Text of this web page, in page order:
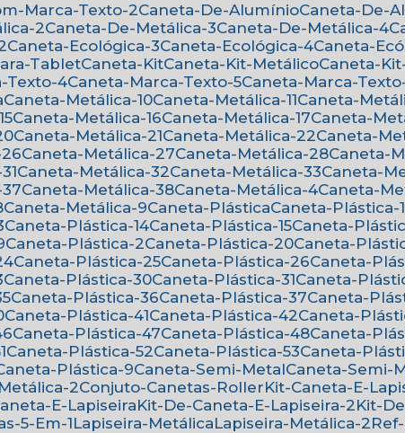
Marca-Texto-2 Caneta-De-Alumínio
Caneta-De-
2 Caneta-De-Metálica-3 Caneta-De-Metálica-4
Caneta-Ecológica-3 Caneta-Ecológica-4 Caneta-
Tablet Caneta-Kit Caneta-Kit-Metálico Caneta-
Texto-4 Caneta-Marca-Texto-5 Caneta-Marca-
Caneta-Metálica-10 Caneta-Metálica-11 Caneta-
Caneta-Metálica-16 Caneta-Metálica-17 Caneta-
Caneta-Metálica-21 Caneta-Metálica-22 Caneta-
Caneta-Metálica-27 Caneta-Metálica-28 Caneta-
Caneta-Metálica-32 Caneta-Metálica-33 Caneta-
Caneta-Metálica-38 Caneta-Metálica-4 Caneta-
Caneta-Metálica-9 Caneta-Plástica Caneta-Plástica-
Caneta-Plástica-14 Caneta-Plástica-15 Caneta-
Caneta-Plástica-2 Caneta-Plástica-20 Caneta-
Caneta-Plástica-25 Caneta-Plástica-26 Caneta-
Caneta-Plástica-30 Caneta-Plástica-31 Caneta-
Caneta-Plástica-36 Caneta-Plástica-37 Caneta-
Caneta-Plástica-41 Caneta-Plástica-42 Caneta-
Caneta-Plástica-47 Caneta-Plástica-48 Caneta-
Caneta-Plástica-52 Caneta-Plástica-53 Caneta-
Caneta-Plástica-9 Caneta-Semi-Metal Caneta-Semi-
2 Conjuto-Canetas-Roller Kit-Caneta-E-
E-Lapiseira Kit-De-Caneta-E-Lapiseira-2
Kit-
5-Em-1 Lapiseira-Metálica Lapiseira-Metálica-2